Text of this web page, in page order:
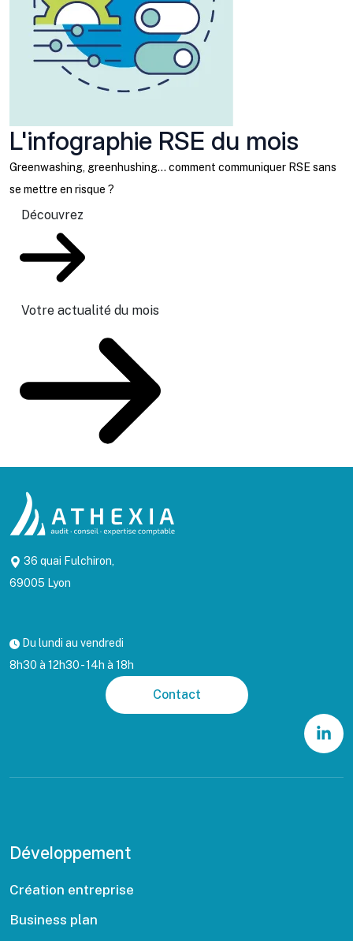
L'infographie RSE du mois
Greenwashing, greenhushing… comment communiquer RSE sans
se mettre en risque ?
Découvrez
Votre actualité du mois
36 quai Fulchiron,
69005 Lyon
Du lundi au vendredi
8h30 à 12h30 - 14h à 18h
Contact
Développement
Création entreprise
Business plan